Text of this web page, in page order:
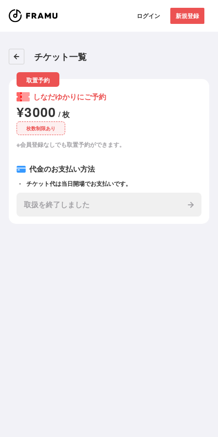
ログイン 新規登録
チケット一覧
取置予約
しなだゆかりにご予約
¥3000 / 枚
枚数制限あり
※会員登録なしでも取置予約ができます。
代金のお支払い方法
チケット代は当日開場でお支払いです。
取扱を終了しました